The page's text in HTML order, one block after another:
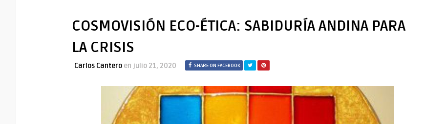
COSMOVISIÓN ECO-ÉTICA: SABIDURÍA ANDINA PARA
LA CRISIS
Carlos Cantero en julio 21, 2020 SHARE ON FACEBOOK